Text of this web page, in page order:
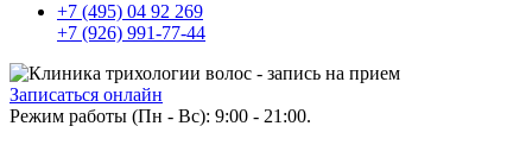
+7 (495) 04 92 269
+7 (926) 991-77-44
Записаться онлайн
Режим работы (Пн - Вс): 9:00 - 21:00.